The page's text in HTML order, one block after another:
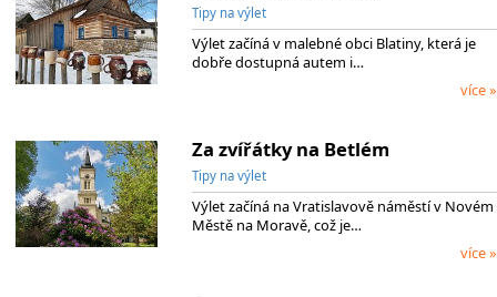
Tipy na výlet
Výlet začíná v malebné obci Blatiny, která je
dobře dostupná autem i…
více »
Za zvířátky na Betlém
Tipy na výlet
Výlet začíná na Vratislavově náměstí v Novém
Městě na Moravě, což je…
více »